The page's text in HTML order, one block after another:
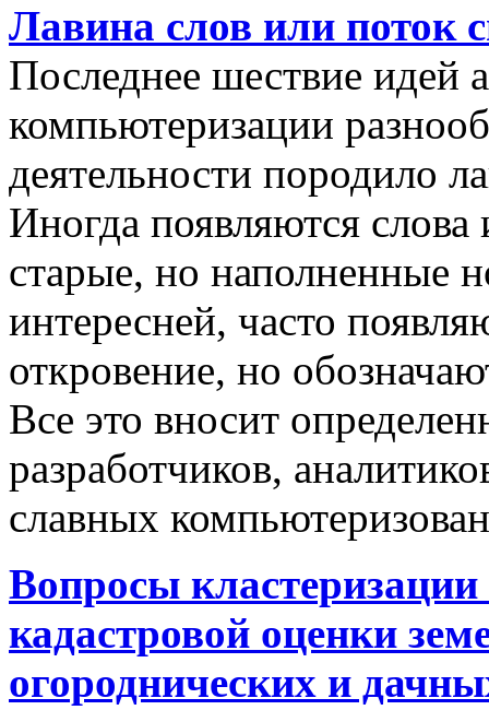
Лавина слов или поток
Последнее шествие идей
компьютеризации
деятельности породило
Иногда появляются
старые, но наполненные
интересней, часто
откровение, но
Все это вносит
разработчиков,
славных
Вопросы кластеризации
кадастровой оценки
огороднических и